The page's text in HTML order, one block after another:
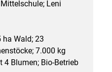
Leni
Wald; 23
7.000 kg
4 Blumen; Bio-Betrieb